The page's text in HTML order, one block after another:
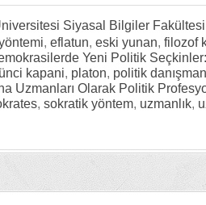
Siyasal Bilgiler Fakültesi
, eflatun, eski yunan, filozof
Yeni Politik
kapani, platon, politik
Uzmanları Olarak Politik
, sokratik yöntem, uzmanlık,